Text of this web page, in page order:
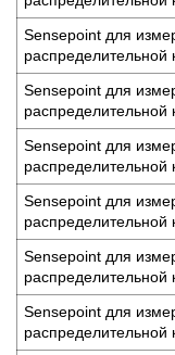
Sensepoint для
распределительной
Sensepoint для
распределительной
Sensepoint для
распределительной
Sensepoint для
распределительной
Sensepoint для
распределительной
Sensepoint для
распределительной